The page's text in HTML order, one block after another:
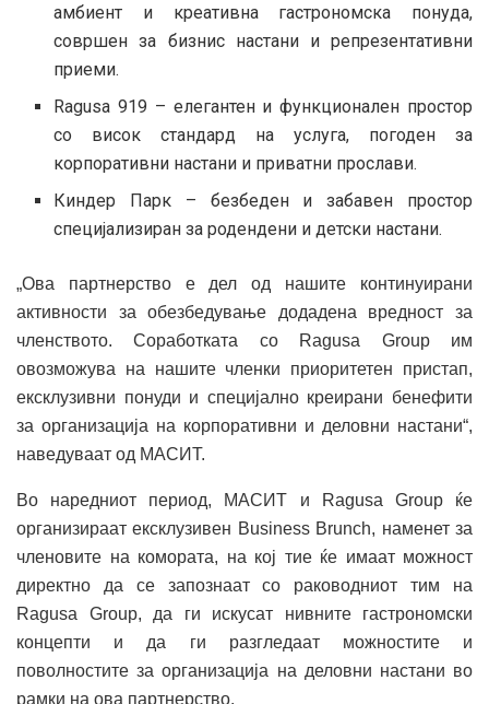
амбиент и креативна гастрономска понуда,
совршен за бизнис настани и репрезентативни
приеми.
Ragusa 919 – елегантен и функционален простор
со висок стандард на услуга, погоден за
корпоративни настани и приватни прослави.
Киндер Парк – безбеден и забавен простор
специјализиран за родендени и детски настани.
„Ова партнерство е дел од нашите континуирани
активности за обезбедување додадена вредност за
членството. Соработката со Ragusa Group им
овозможува на нашите членки приоритетен пристап,
ексклузивни понуди и специјално креирани бенефити
за организација на корпоративни и деловни настани“,
наведуваат од МАСИТ.
Во наредниот период, МАСИТ и Ragusa Group ќе
организираат ексклузивен Business Brunch, наменет за
членовите на комората, на кој тие ќе имаат можност
директно да се запознаат со раководниот тим на
Ragusa Group, да ги искусат нивните гастрономски
концепти и да ги разгледаат можностите и
поволностите за организација на деловни настани во
рамки на ова партнерство.